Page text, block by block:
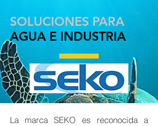
SOLUCIONES PARA
AGUA E INDUSTRIA
La marca SEKO es reconocida a